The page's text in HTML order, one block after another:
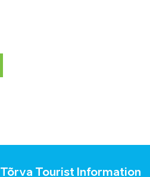
Tõrva Tourist Information